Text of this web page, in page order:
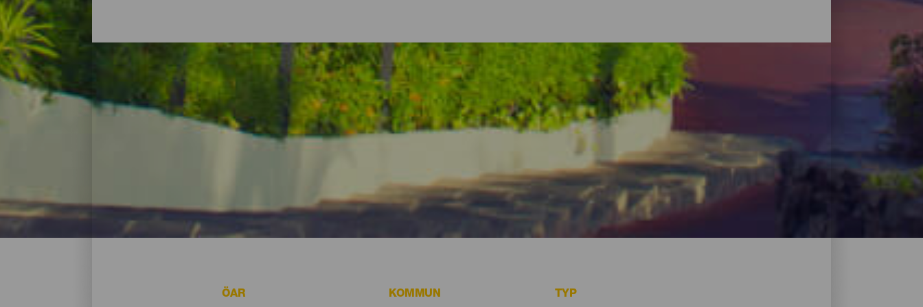
Hotell, lantliga hus och lägenheter på La Gomera
Vare sig det handlar om att vila upp sig efter en bra dag eller om att göra absolut ingenting, erbjuder La Gomera hotell, lantliga hus mitt i naturen,
semesterboenden och kustnära boenden med alla bekvämligheter för dem som föredrar att njuta av allt som ön har att erbjuda utan att behöva offra
stranden. Hitta några av de bästa boendealternativen på La Gomera.
ÖAR KOMMUN TYP